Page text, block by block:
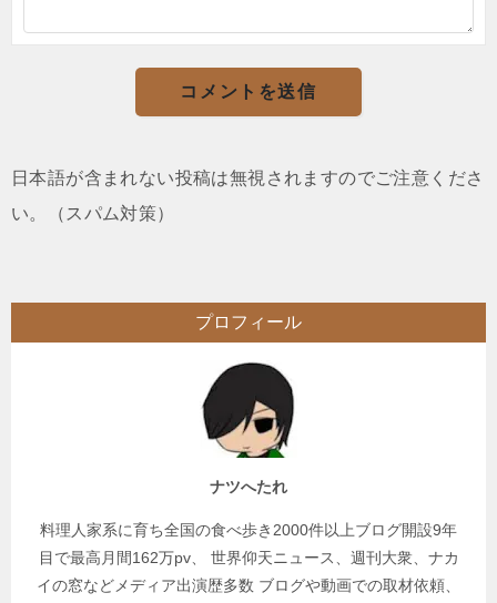
日本語が含まれない投稿は無視されますのでご注意くださ
い。（スパム対策）
プロフィール
ナツへたれ
料理人家系に育ち全国の食べ歩き2000件以上ブログ開設9年
目で最高月間162万pv、 世界仰天ニュース、週刊大衆、ナカ
イの窓などメディア出演歴多数 ブログや動画での取材依頼、